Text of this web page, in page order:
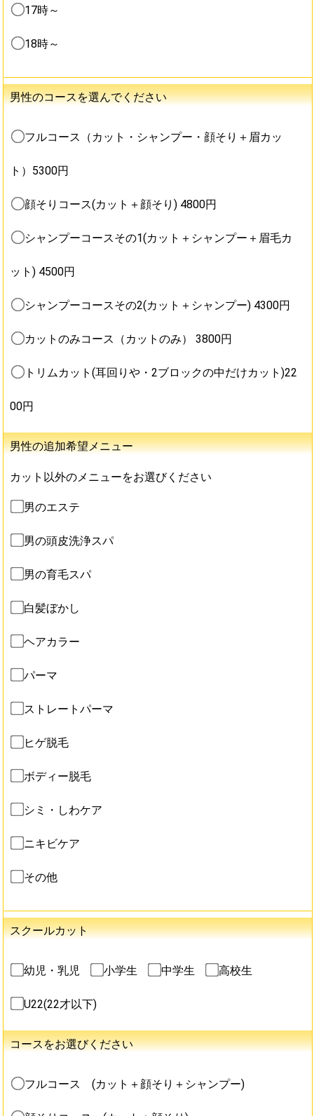
17時～
18時～
男性のコースを選んでください
フルコース（カット・シャンプー・顔そり＋眉カッ
ト）5300円
顔そりコース(カット＋顔そり) 4800円
シャンプーコースその1(カット＋シャンプー＋眉毛カ
ット) 4500円
シャンプーコースその2(カット＋シャンプー) 4300円
カットのみコース（カットのみ） 3800円
トリムカット(耳回りや・2ブロックの中だけカット)22
00円
男性の追加希望メニュー
カット以外のメニューをお選びください
男のエステ
男の頭皮洗浄スパ
男の育毛スパ
白髪ぼかし
ヘアカラー
パーマ
ストレートパーマ
ヒゲ脱毛
ボディー脱毛
シミ・しわケア
ニキビケア
その他
スクールカット
幼児・乳児 小学生 中学生 高校生
U22(22才以下)
コースをお選びください
フルコース (カット＋顔そり＋シャンプー)